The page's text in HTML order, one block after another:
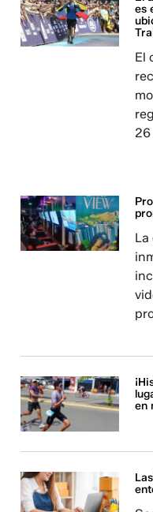
es
El
26
La
en